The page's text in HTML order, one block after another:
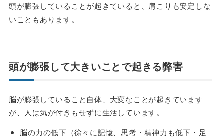
頭が膨張していることが起きていると、肩こりも安定しな
いこともあります。
頭が膨張して大きいことで起きる弊害
脳が膨張していること自体、大変なことが起きています
が、人は気が付きもせずに生活しています。
脳の力の低下（徐々に記憶、思考・精神力も低下・足